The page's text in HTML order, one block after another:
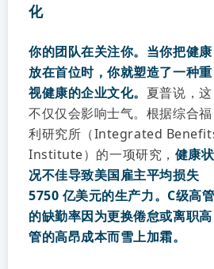
化
你的团队在关注你。当你把健康
放在首位时，你就塑造了一种重
视健康的企业文化。 夏普说，这
不仅仅会影响士气。根据综合福
利研究所（Integrated
Institute）的一项研究， 健康状
况不佳导致美国雇主平均损失
5750 亿美元的生产力。C级高管
的缺勤率因为更换倦怠或离职高
管的高昂成本而雪上加霜。